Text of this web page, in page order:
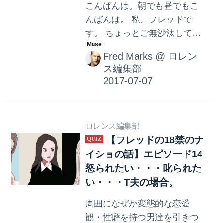
こんばんは。朝でも昼でもこ
んばんは。 私、フレッドで
す。 ちょっとご無沙汰してい
る私、フレッドなのですが、
ちょうどいいネタがあるよと
送られてきたのが、またもや
素敵な衣装に身を包んだグラ
ラした、私、フレッドです
が、早速このお嬢さん、ゴム
じゃないコンドームでおなじ
みのサガミオリジナル002（ゼ
ロゼロツー）の9代目宣伝大
いたしましょう。
Fred Marks @ ロレン
ス編集部
ロレンス編集部
【フレッドの18禁のナ
イショの話】エピソード14
怒られたい・・・叱られた
い・・・T夫の場合。
周囲になぜか変態的な恋愛
観・性癖を持つ男達を引きつ